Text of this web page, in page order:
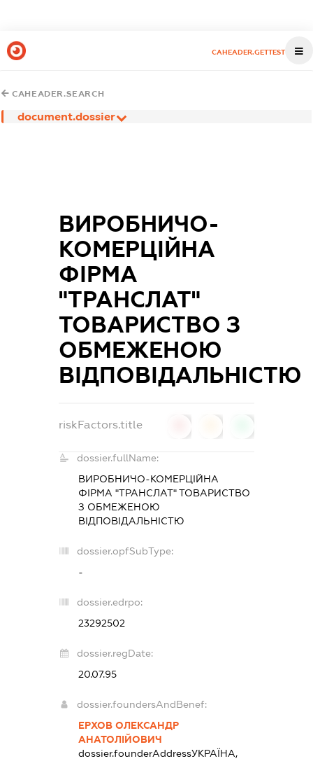
CAHEADER.GETTEST
CAHEADER.SEARCH
document.dossier
ВИРОБНИЧО-
КОМЕРЦІЙНА
ФІРМА
"ТРАНСЛАТ"
ТОВАРИСТВО З
ОБМЕЖЕНОЮ
ВІДПОВІДАЛЬНІСТЮ
riskFactors.title
dossier.fullName:
ВИРОБНИЧО-КОМЕРЦІЙНА
ФІРМА "ТРАНСЛАТ" ТОВАРИСТВО
З ОБМЕЖЕНОЮ
ВІДПОВІДАЛЬНІСТЮ
dossier.opfSubType:
-
dossier.edrpo:
23292502
dossier.regDate:
20.07.95
dossier.foundersAndBenef:
ЕРХОВ ОЛЕКСАНДР
АНАТОЛІЙОВИЧ
dossier.founderAddressУКРАЇНА,